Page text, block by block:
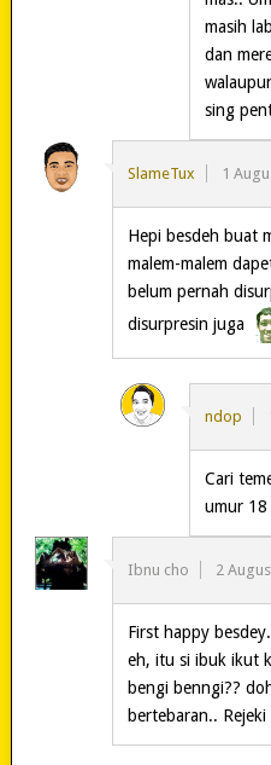
masih
dan
sing
SlameTux 1
Hepi besdeh buat
malem-malem
belum pernah
disurpresin juga
ndop
Cari
umur 18
Ibnu cho 2
First happy
eh, itu si ibuk ikut
bengi benngi??
bertebaran.. Rejeki